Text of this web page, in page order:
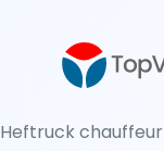
Heftruck chauffeur